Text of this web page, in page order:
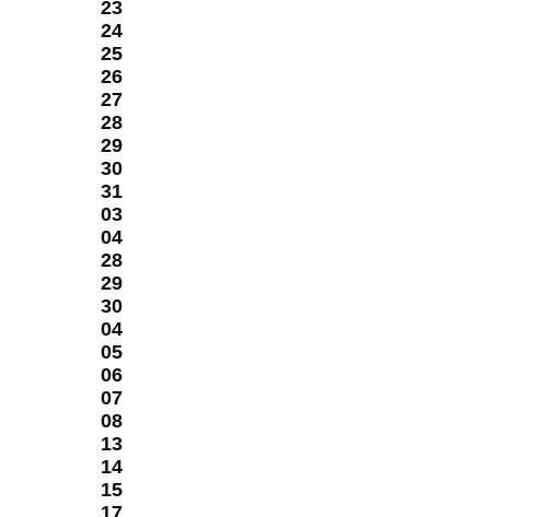
23
24
25
26
27
28
29
30
31
03
04
28
29
30
04
05
06
07
08
13
14
15
17